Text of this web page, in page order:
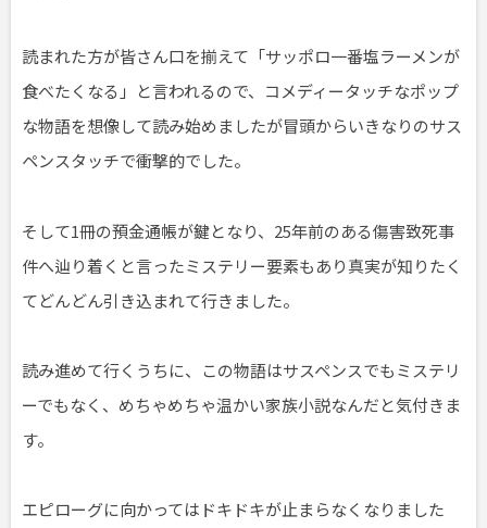
読まれた方が皆さん口を揃えて「サッポロ一番塩ラーメンが
食べたくなる」と言われるので、コメディータッチなポップ
な物語を想像して読み始めましたが冒頭からいきなりのサス
ペンスタッチで衝撃的でした。
そして1冊の預金通帳が鍵となり、25年前のある傷害致死事
件へ辿り着くと言ったミステリー要素もあり真実が知りたく
てどんどん引き込まれて行きました。
読み進めて行くうちに、この物語はサスペンスでもミステリ
ーでもなく、めちゃめちゃ温かい家族小説なんだと気付きま
す。
エピローグに向かってはドキドキが止まらなくなりました